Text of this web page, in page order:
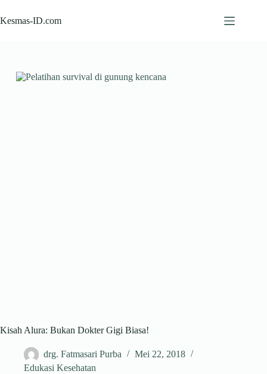
to
content
Kesmas-ID.com
Kisah Alura: Bukan Dokter Gigi Biasa!
drg. Fatmasari Purba
Mei 22, 2018
Edukasi Kesehatan